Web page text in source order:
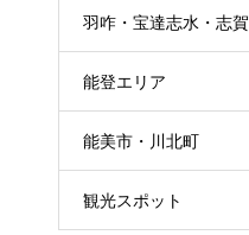
羽咋・宝達志水・志賀
能登エリア
能美市・川北町
観光スポット